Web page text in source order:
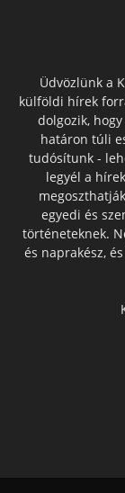
Üdvözlünk a
külföldi hírek
dolgozik,
határon túli
tudósítunk -
legyél a
egyedi és
történeteknek.
és naprakész,